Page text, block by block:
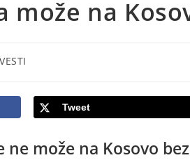
može na
Tweet
ne može na Kosovo